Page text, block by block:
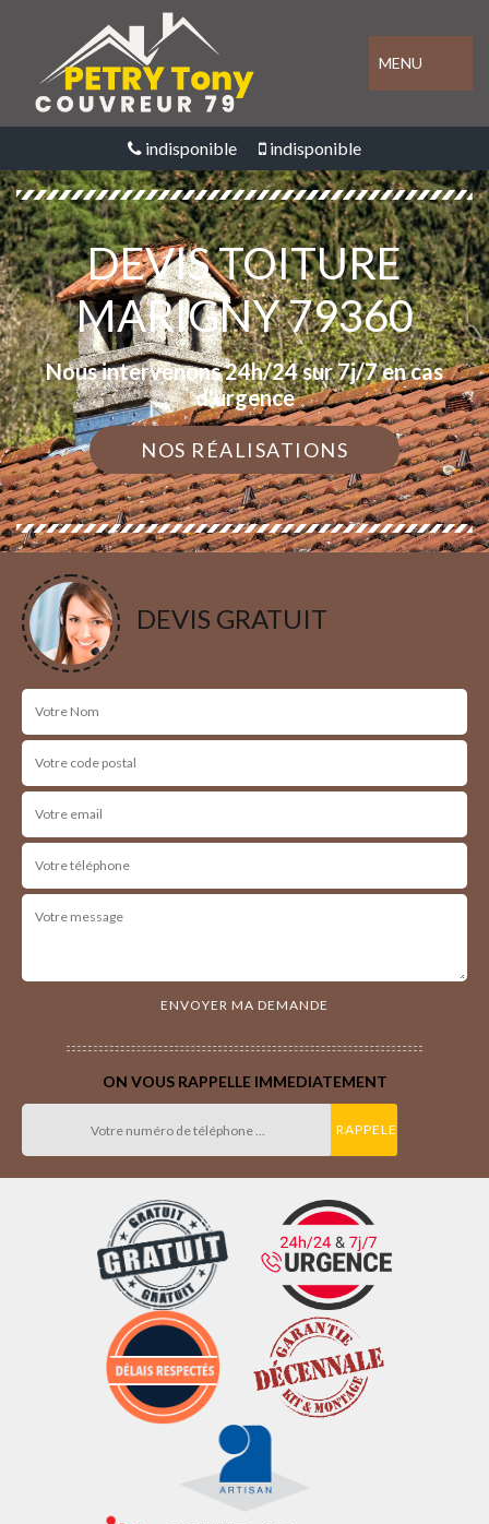
MENU
indisponible indisponible
DEVIS TOITURE
MARIGNY 79360
Nous intervenons 24h/24 sur 7j/7 en cas
d'urgence
NOS RÉALISATIONS
DEVIS GRATUIT
ON VOUS RAPPELLE IMMEDIATEMENT